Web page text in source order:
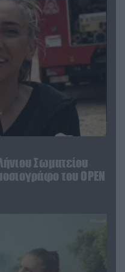
Σωματείου
του OPEN